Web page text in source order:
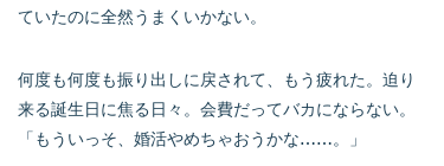
ていたのに全然うまくいかない。
何度も何度も振り出しに戻されて、もう疲れた。迫り
来る誕生日に焦る日々。会費だってバカにならない。
「もういっそ、婚活やめちゃおうかな……。」